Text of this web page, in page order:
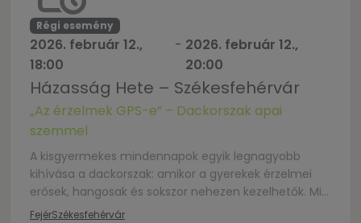
Régi esemény
2026. február 12.,
18:00
- 2026. február 12.,
20:00
Házasság Hete – Székesfehérvár
„Az érzelmek GPS-e” – Dackorszak apai
szemmel
A kisgyermekes mindennapok egyik legnagyobb
kihívása a dackorszak: amikor a gyerekek érzelmei
erősek, hangosak és sokszor nehezen kezelhetők. Mit
tehet ilyenkor egy apa? Hogyan lehet egyszerre
FejérSzékesfehérvár